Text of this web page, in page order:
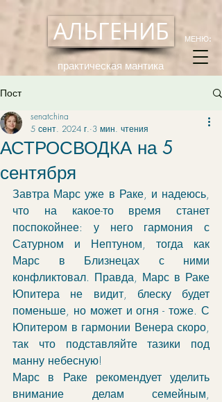
АЛЬГЕНИБ
практическая мантика
МЕНЮ:
Пост
АСТРОСВОДКА на 5
сентября
senatchina
5 сент. 2024 г. 3 мин. чтения
Завтра Марс уже в Раке, и надеюсь,
что на какое-то время станет
поспокойнее: у него гармония с
Сатурном и Нептуном, тогда как
Марс в Близнецах с ними
конфликтовал. Правда, Марс в Раке
Юпитера не видит, блеску будет
поменьше, но может и огня - тоже. С
Юпитером в гармонии Венера скоро,
так что подставляйте тазики под
манну небесную!
Марс в Раке рекомендует уделить
внимание делам семейным,